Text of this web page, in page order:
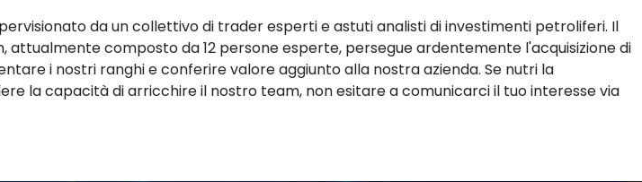
da un collettivo di trader esperti e astuti analisti di investimenti petroliferi. Il
attualmente composto da 12 persone esperte, persegue ardentemente l'acquisizione di
i nostri ranghi e conferire valore aggiunto alla nostra azienda. Se nutri la
la capacità di arricchire il nostro team, non esitare a comunicarci il tuo interesse via